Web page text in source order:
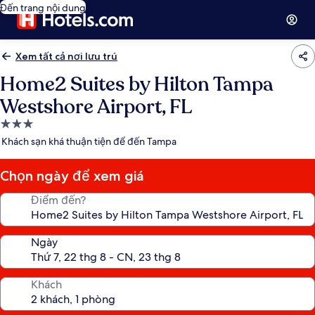
Đến trang nội dung
Xem tất cả nơi lưu trú
Home2 Suites by Hilton Tampa
Westshore Airport, FL
Nơi
lưu
3.0
sao
Khách sạn khá thuận tiện để đến Tampa
Chọn ngày để xem giá
Điểm đến?
Ngày
Khách